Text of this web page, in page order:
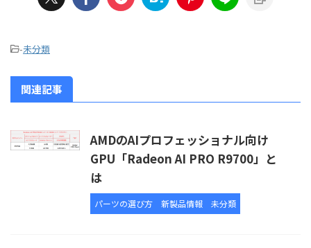
-未分類
関連記事
AMDのAIプロフェッショナル向け
GPU「Radeon AI PRO R9700」と
は
パーツの選び方 新製品情報 未分類